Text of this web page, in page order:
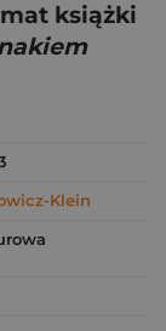
książki
Klein